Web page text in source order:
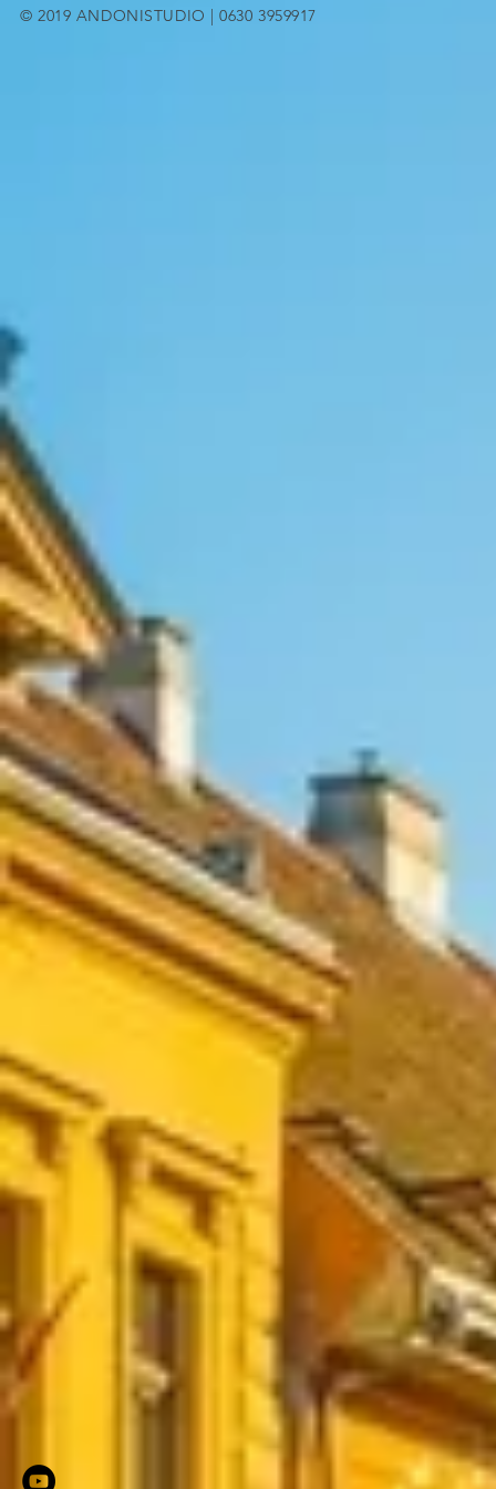
© 2019 ANDONISTUDIO | 0630 3959917